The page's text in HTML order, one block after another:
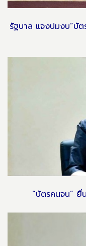
รัฐบาล แจงปมงบ”บั
“บัตรคนจน”